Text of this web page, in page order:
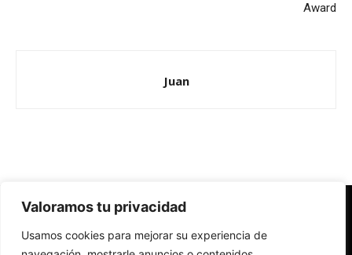
Valoramos tu privacidad
Usamos cookies para mejorar su experiencia de
Award
Juan
Redes Cristianas
Una mirada alternativa sobre la Iglesia católica y la sociedad
- Colectivos de Redes Cristianas